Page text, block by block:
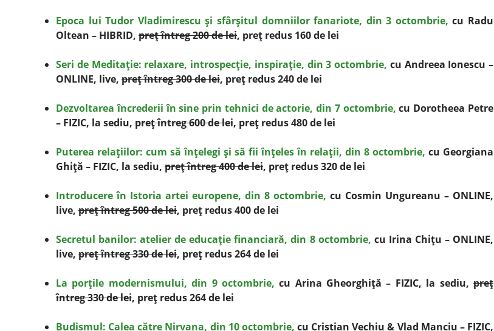
Epoca lui Tudor Vladimirescu şi sfârşitul domniilor fanariote, din 3 octombrie, cu Radu
Oltean – HIBRID, preţ întreg 200 de lei, preţ redus 160 de lei
Seri de Meditaţie: relaxare, introspecţie, inspiraţie, din 3 octombrie, cu Andreea Ionescu –
ONLINE, live, preţ întreg 300 de lei, preţ redus 240 de lei
Dezvoltarea încrederii în sine prin tehnici de actorie, din 7 octombrie, cu Dorotheea Petre
– FIZIC, la sediu, preţ întreg 600 de lei, preţ redus 480 de lei
Puterea relaţiilor: cum să înţelegi şi să fii înţeles în relaţii, din 8 octombrie, cu Georgiana
Ghiţă – FIZIC, la sediu, preţ întreg 400 de lei, preţ redus 320 de lei
Introducere în Istoria artei europene, din 8 octombrie, cu Cosmin Ungureanu – ONLINE,
live, preţ întreg 500 de lei, preţ redus 400 de lei
Secretul banilor: atelier de educaţie financiară, din 8 octombrie, cu Irina Chiţu – ONLINE,
live, preţ întreg 330 de lei, preţ redus 264 de lei
La porţile modernismului, din 9 octombrie, cu Arina Gheorghiţă – FIZIC, la sediu,preţ
întreg 330 de lei, preţ redus 264 de lei
Budismul: Calea către Nirvana, din 10 octombrie, cu Cristian Vechiu & Vlad Manciu – FIZIC,